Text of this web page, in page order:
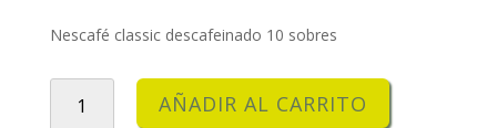
Nescafé classic descafeinado 10 sobres
classic
AÑADIR AL CARRITO